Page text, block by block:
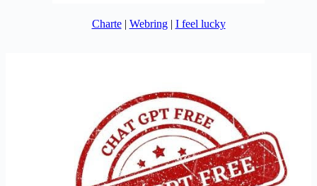
Charte| Webring| I feel lucky